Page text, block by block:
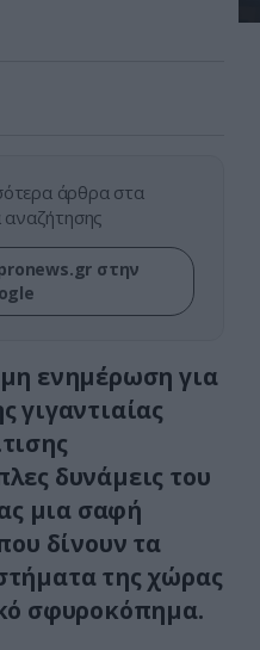
άρθρα στα
στην
ενημέρωση για
γιγαντιαίας
δυνάμεις του
μια σαφή
δίνουν τα
της χώρας
σφυροκόπημα.